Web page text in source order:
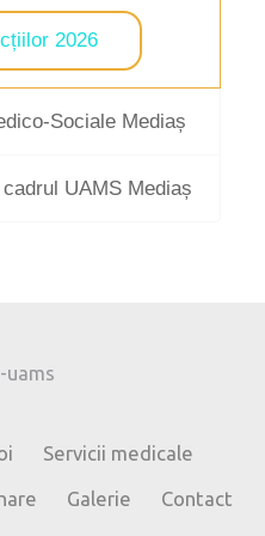
2026
Sociale Mediaș
UAMS Mediaș
Servicii medicale
Galerie Contact